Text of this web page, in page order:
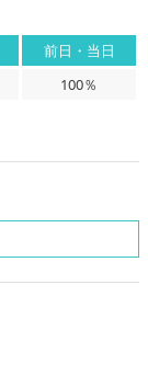
前日・当日
100％
いただいておりま